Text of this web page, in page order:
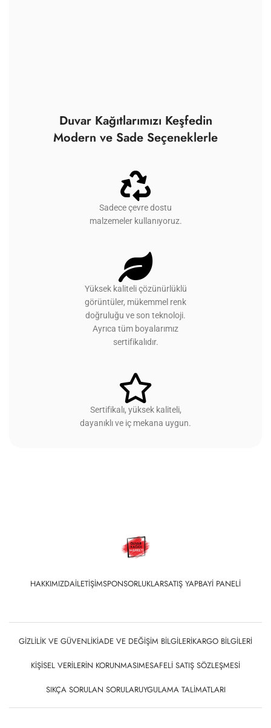
Duvar Kağıtlarımızı Keşfedin
Modern ve Sade Seçeneklerle
Sadece çevre dostu
malzemeler kullanıyoruz.
Yüksek kaliteli çözünürlüklü
görüntüler, mükemmel renk
doğruluğu ve son teknoloji.
Ayrıca tüm boyalarımız
sertifikalıdır.
Sertifikalı, yüksek kaliteli,
dayanıklı ve iç mekana uygun.
HAKKIMIZDAİLETIŞIMSPONSORLUKLARSATIŞ YAPBAYI PANELI
GIZLILIK VE GÜVENLIKİADE VE DEĞIŞIM BILGILERIKARGO BILGILERI
KIŞISEL VERILERIN KORUNMASIMESAFELI SATIŞ SÖZLEŞMESI
SIKÇA SORULAN SORULARUYGULAMA TALIMATLARI